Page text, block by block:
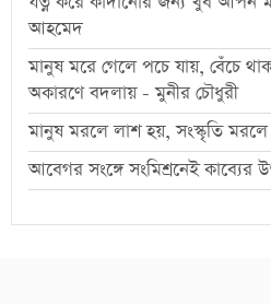
আহমেদ
মানুষ মরে গেলে পচে যায়, বেঁচে
অকারণে বদলায় - মুনীর চৌধুরী
মানুষ মরলে লাশ হয়, সংস্কৃতি
আবেগর সংঙ্গে সংমিশ্রনেই কাব্যের